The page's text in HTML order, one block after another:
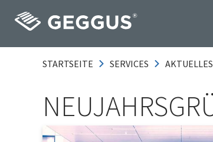
STARTSEITE SERVICES AKTUELLES